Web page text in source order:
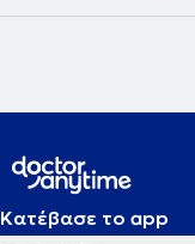
Κατέβασε το app